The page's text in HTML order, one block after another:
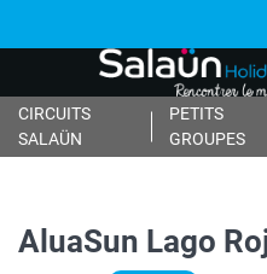
CIRCUITS
SALAÜN
PETITS
GROUPES
AluaSun Lago